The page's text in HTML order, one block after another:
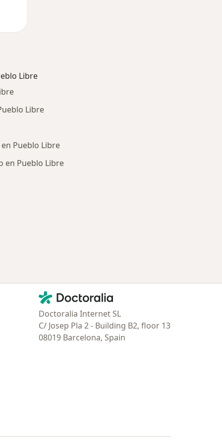
Libre
Libre
Pueblo Libre
en Pueblo Libre
Contacto
Doctoralia - Página de inicio
Doctoralia Internet SL
C/ Josep Pla 2 - Building B2, floor 13
08019 Barcelona, Spain